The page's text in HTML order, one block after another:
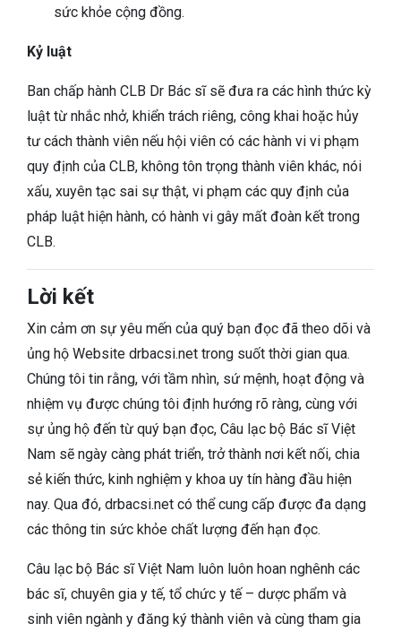
sức khỏe cộng đồng.
Kỷ luật
Ban chấp hành CLB Dr Bác sĩ sẽ đưa ra các hình thức kỳ
luật từ nhắc nhở, khiển trách riêng, công khai hoặc hủy
tư cách thành viên nếu hội viên có các hành vi vi phạm
quy định của CLB, không tôn trọng thành viên khác, nói
xấu, xuyên tạc sai sự thật, vi phạm các quy định của
pháp luật hiện hành, có hành vi gây mất đoàn kết trong
CLB.
Lời kết
Xin cảm ơn sự yêu mến của quý bạn đọc đã theo dõi và
ủng hộ Website drbacsi.net trong suốt thời gian qua.
Chúng tôi tin rằng, với tầm nhìn, sứ mệnh, hoạt động và
nhiệm vụ được chúng tôi định hướng rõ ràng, cùng với
sự ủng hộ đến từ quý bạn đọc, Câu lạc bộ Bác sĩ Việt
Nam sẽ ngày càng phát triển, trở thành nơi kết nối, chia
sẻ kiến thức, kinh nghiệm y khoa uy tín hàng đầu hiện
nay. Qua đó, drbacsi.net có thể cung cấp được đa dạng
các thông tin sức khỏe chất lượng đến hạn đọc.
Câu lạc bộ Bác sĩ Việt Nam luôn luôn hoan nghênh các
bác sĩ, chuyên gia y tế, tổ chức y tế – dược phẩm và
sinh viên ngành y đăng ký thành viên và cùng tham gia